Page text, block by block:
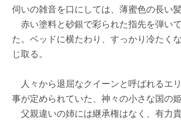
伺いの雑音を口にしては、薄蜜色の長い
赤い塗料と砂銀で彩られた指先を弾い
た。ベッドに横たわり、すっかり冷たく
じ取る。
人々から退屈なクイーンと呼ばれるエ
事が定められていた、神々の小さな国の姫
父親違いの姉には継承権はなく、有力